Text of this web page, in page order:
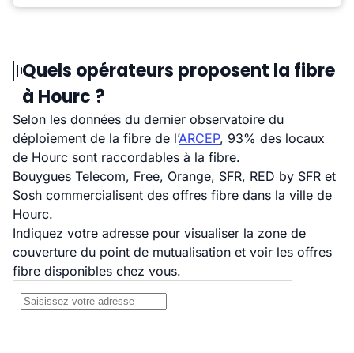
Quels opérateurs proposent la fibre
à Hourc ?
Selon les données du dernier observatoire du
déploiement de la fibre de l’ARCEP, 93% des locaux
de Hourc sont raccordables à la fibre.
Bouygues Telecom, Free, Orange, SFR, RED by SFR et
Sosh commercialisent des offres fibre dans la ville de
Hourc.
Indiquez votre adresse pour visualiser la zone de
couverture du point de mutualisation et voir les offres
fibre disponibles chez vous.